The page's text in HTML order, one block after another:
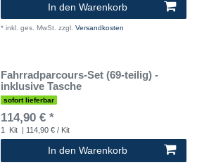
In den Warenkorb
* inkl. ges. MwSt. zzgl. Versandkosten
Fahrradparcours-Set (69-teilig) -
inklusive Tasche
sofort lieferbar
114,90 € *
1 Kit | 114,90 € / Kit
In den Warenkorb